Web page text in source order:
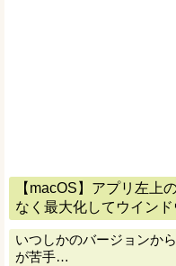
【macOS】アプリ左上
なく最大化してウイン
いつしかのバージョンか
が苦手…